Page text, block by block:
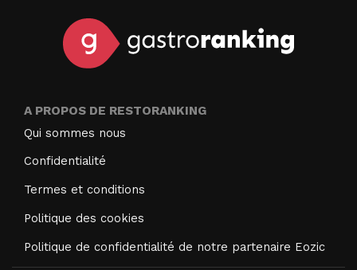
A PROPOS DE RESTORANKING
Qui sommes nous
Confidentialité
Termes et conditions
Politique des cookies
Politique de confidentialité de notre partenaire Eozic